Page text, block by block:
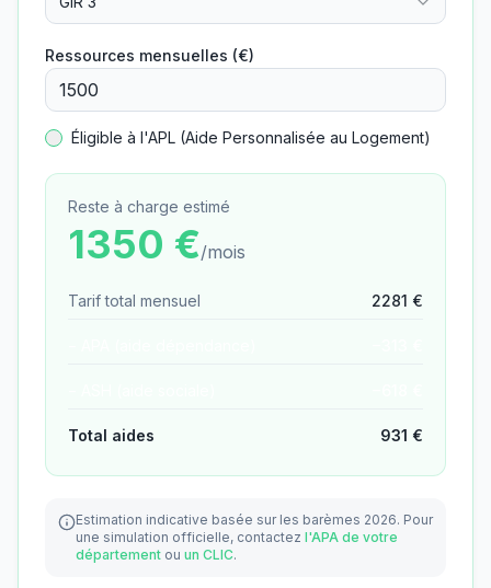
Ressources mensuelles (€)
Éligible à l'APL (Aide Personnalisée au Logement)
Reste à charge estimé
1350 €/mois
Tarif total mensuel 2281 €
Total aides 931 €
Estimation indicative basée sur les barèmes 2026. Pour
une simulation officielle, contactez l'APA de votre
département ou un CLIC.